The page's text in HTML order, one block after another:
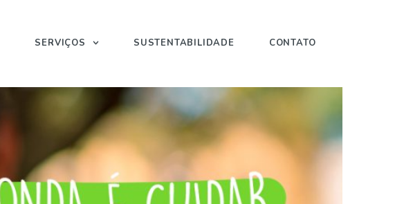
SERVIÇOS SUSTENTABILIDADE CONTATO